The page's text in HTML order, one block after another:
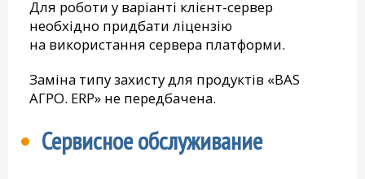
Для роботи у варіанті клієнт-сервер
необхідно придбати ліцензію
на використання сервера платформи.
Заміна типу захисту для продуктів «BAS
АГРО. ERP» не передбачена.
Сервисное обслуживание